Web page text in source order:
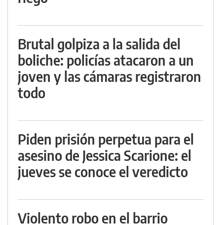
Brutal golpiza a la salida del
boliche: policías atacaron a un
joven y las cámaras registraron
todo
Piden prisión perpetua para el
asesino de Jessica Scarione: el
jueves se conoce el veredicto
Violento robo en el barrio